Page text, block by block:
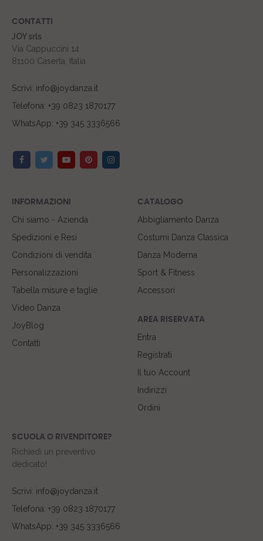
CONTATTI
JOY srls
Via Cappuccini 14
81100 Caserta, Italia
Scrivi: info@joydanza.it
Telefona: +39 0823 1870177
WhatsApp: +39 345 3336566
INFORMAZIONI
Chi siamo - Azienda
Spedizioni e Resi
Condizioni di vendita
Personalizzazioni
Tabella misure e taglie
Video Danza
JoyBlog
Contatti
CATALOGO
Abbigliamento Danza
Costumi Danza Classica
Danza Moderna
Sport & Fitness
Accessori
AREA RISERVATA
Entra
Registrati
Il tuo Account
Indirizzi
Ordini
SCUOLA O RIVENDITORE?
Richiedi un preventivo
dedicato!
Scrivi: info@joydanza.it
Telefona: +39 0823 1870177
WhatsApp: +39 345 3336566